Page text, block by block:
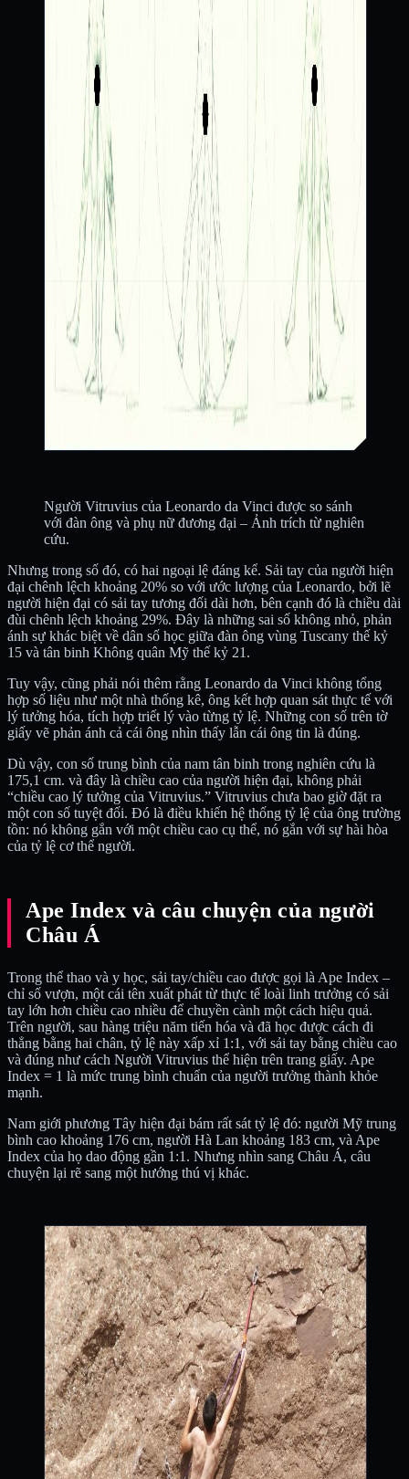
Người Vitruvius của Leonardo da Vinci được so sánh
với đàn ông và phụ nữ đương đại – Ảnh trích từ nghiên
cứu.
Nhưng trong số đó, có hai ngoại lệ đáng kể. Sải tay của người hiện
đại chênh lệch khoảng 20% so với ước lượng của Leonardo, bởi lẽ
người hiện đại có sải tay tương đối dài hơn, bên cạnh đó là chiều dài
đùi chênh lệch khoảng 29%. Đây là những sai số không nhỏ, phản
ánh sự khác biệt về dân số học giữa đàn ông vùng Tuscany thế kỷ
15 và tân binh Không quân Mỹ thế kỷ 21.
Tuy vậy, cũng phải nói thêm rằng Leonardo da Vinci không tổng
hợp số liệu như một nhà thống kê, ông kết hợp quan sát thực tế với
lý tưởng hóa, tích hợp triết lý vào từng tỷ lệ. Những con số trên tờ
giấy vẽ phản ánh cả cái ông nhìn thấy lẫn cái ông tin là đúng.
Dù vậy, con số trung bình của nam tân binh trong nghiên cứu là
175,1 cm. và đây là chiều cao của người hiện đại, không phải
“chiều cao lý tưởng của Vitruvius.” Vitruvius chưa bao giờ đặt ra
một con số tuyệt đối. Đó là điều khiến hệ thống tỷ lệ của ông trường
tồn: nó không gắn với một chiều cao cụ thể, nó gắn với sự hài hòa
của tỷ lệ cơ thể người.
Ape Index và câu chuyện của người
Châu Á
Trong thể thao và y học, sải tay/chiều cao được gọi là Ape Index –
chỉ số vượn, một cái tên xuất phát từ thực tế loài linh trưởng có sải
tay lớn hơn chiều cao nhiều để chuyền cành một cách hiệu quả.
Trên người, sau hàng triệu năm tiến hóa và đã học được cách đi
thẳng bằng hai chân, tỷ lệ này xấp xỉ 1:1, với sải tay bằng chiều cao
và đúng như cách Người Vitruvius thể hiện trên trang giấy. Ape
Index = 1 là mức trung bình chuẩn của người trưởng thành khỏe
mạnh.
Nam giới phương Tây hiện đại bám rất sát tỷ lệ đó: người Mỹ trung
bình cao khoảng 176 cm, người Hà Lan khoảng 183 cm, và Ape
Index của họ dao động gần 1:1. Nhưng nhìn sang Châu Á, câu
chuyện lại rẽ sang một hướng thú vị khác.